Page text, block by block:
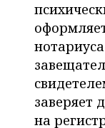
заверяет
на